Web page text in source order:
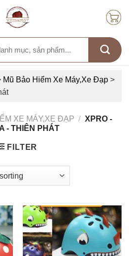
Mũ Bảo Hiểm Xe Máy,Xe Đạp >
XE MÁY,XE ĐẠP / XPRO -
- THIÊN PHÁT
FILTER